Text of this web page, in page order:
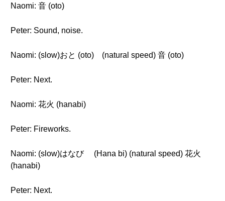
Naomi: 音 (oto)
Peter: Sound, noise.
Naomi: (slow)おと (oto) (natural speed) 音 (oto)
Peter: Next.
Naomi: 花火 (hanabi)
Peter: Fireworks.
Naomi: (slow)はなび (Hana bi) (natural speed) 花火
(hanabi)
Peter: Next.